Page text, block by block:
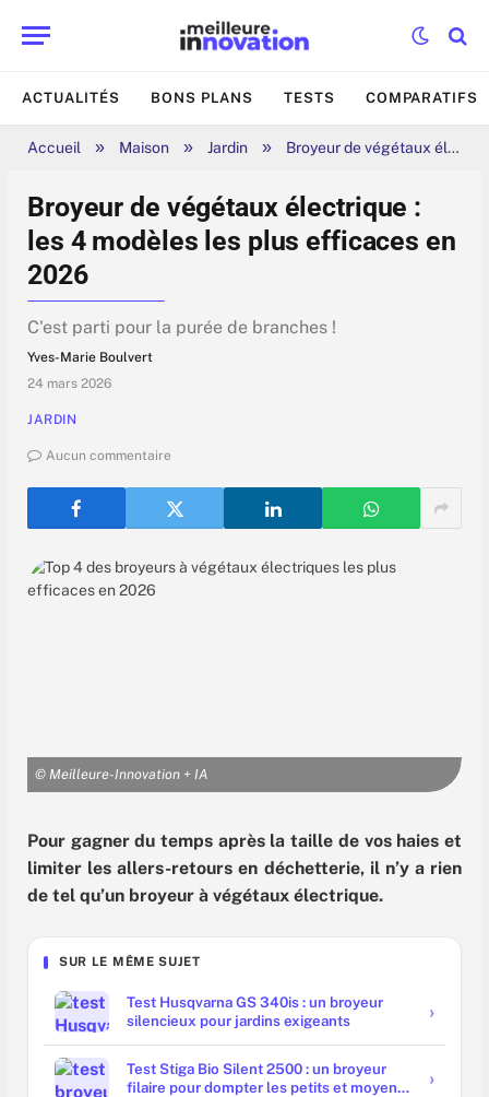
ACTUALITÉS BONS PLANS TESTS COMPARATIFS
Accueil » Maison » Jardin » Broyeur de végétaux électrique : les 4 modèles les plus efficaces en 2026
Broyeur de végétaux électrique :
les 4 modèles les plus efficaces en
2026
C'est parti pour la purée de branches !
Yves-Marie Boulvert
24 mars 2026
JARDIN
Aucun commentaire
© Meilleure-Innovation + IA
Pour gagner du temps après la taille de vos haies et
limiter les allers-retours en déchetterie, il n’y a rien
de tel qu’un broyeur à végétaux électrique.
SUR LE MÊME SUJET
Test Husqvarna GS 340is : un broyeur
silencieux pour jardins exigeants
Test Stiga Bio Silent 2500 : un broyeur
filaire pour dompter les petits et moyens